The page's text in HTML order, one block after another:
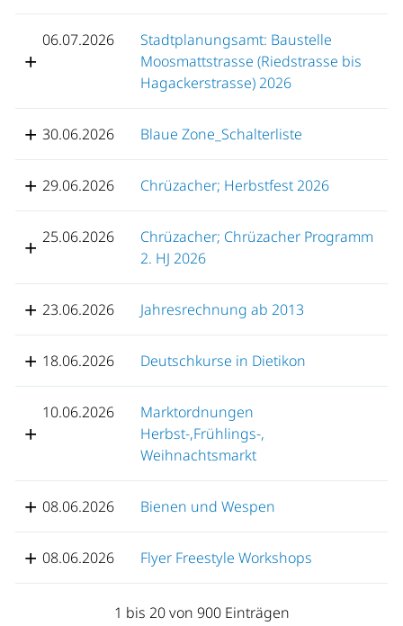
06.07.2026
Stadtplanungsamt: Baustelle
Moosmattstrasse (Riedstrasse bis
Hagackerstrasse) 2026
30.06.2026 Blaue Zone_Schalterliste
29.06.2026 Chrüzacher; Herbstfest 2026
25.06.2026
Chrüzacher; Chrüzacher Programm
2. HJ 2026
23.06.2026 Jahresrechnung ab 2013
18.06.2026 Deutschkurse in Dietikon
10.06.2026
Marktordnungen
Herbst-,Frühlings-,
Weihnachtsmarkt
08.06.2026 Bienen und Wespen
08.06.2026 Flyer Freestyle Workshops
1 bis 20 von 900 Einträgen